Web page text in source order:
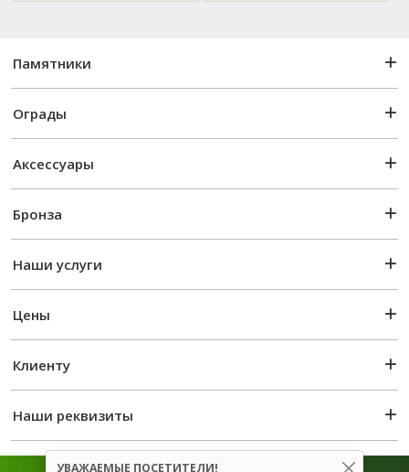
Памятники
Ограды
Аксессуары
Бронза
Наши услуги
Цены
Клиенту
Наши реквизиты
УВАЖАЕМЫЕ ПОСЕТИТЕЛИ!